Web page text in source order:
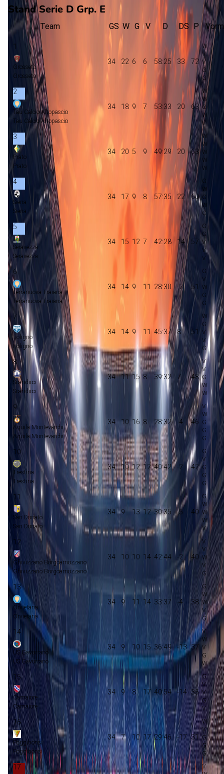
Stand Serie D Grp. E
Team GS W G V D DS P Vorm
1
Grosseto
Grosseto
34 22 6 6 58:25 33 72
2
Tau Calcio Altopascio
Tau Calcio Altopascio
34 18 9 7 53:33 20 63
3
Prato
Prato
34 20 5 9 49:29 20 63
4
Siena
Siena
34 17 9 8 57:35 22 60
5
Seravezza
Seravezza
34 15 12 7 42:28 14 57
6
Terranuova Traiana
Terranuova Traiana
34 14 9 11 28:30 -2 51
7
Foligno
Foligno
34 14 9 11 45:37 8 51
8
Scandicci
Scandicci
34 11 15 8 39:32 7 48
9
Aquila Montevarchi
Aquila Montevarchi
34 10 16 8 28:32 -4 46
10
Trestina
Trestina
34 10 12 12 40:42 -2 42
11
San Donato
San Donato
34 9 13 12 30:35 -5 40
12
Ghivizzano Borgoamozzano
Ghivizzano Borgoamozzano
34 10 10 14 42:44 -2 40
13
Orvietana
Orvietana
34 9 11 14 33:37 -4 38
14
US Gavorrano
US Gavorrano
34 9 10 15 36:49 -13 37
15
Camaiore
Camaiore
34 9 8 17 40:54 -14 35
16
Poggibonsi
Poggibonsi
34 7 10 17 29:46 -17 31
17